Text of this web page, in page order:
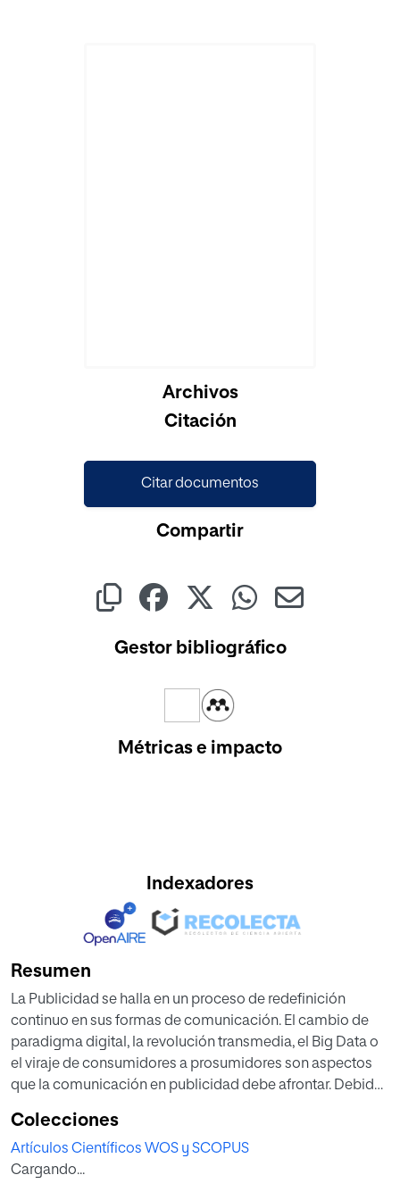
Archivos
Citación
Citar documentos
Compartir
Gestor bibliográfico
Métricas e impacto
Indexadores
Resumen
La Publicidad se halla en un proceso de redefinición
continuo en sus formas de comunicación. El cambio de
paradigma digital, la revolución transmedia, el Big Data o
el viraje de consumidores a prosumidores son aspectos
que la comunicación en publicidad debe afrontar. Debido
interacción progresivamente más complejos con sus
públicos, las acciones de posicionamiento y
diferenciación a partir del contenido de marca, son
Colecciones
Artículos Científicos WOS y SCOPUS
Cargando...